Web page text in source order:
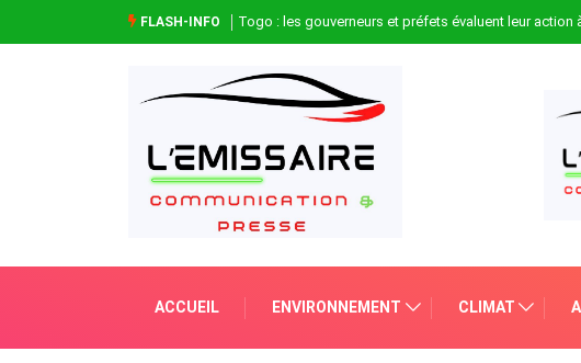
FLASH-INFO Togo : les gouverneurs et préfets évaluent leur action
ACCUEIL ENVIRONNEMENT CLIMAT